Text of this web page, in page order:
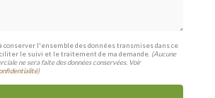
conserver l'ensemble des données transmises dans ce
le suivi et le traitement de ma demande. (Aucune
ne sera faite des données conservées. Voir
)